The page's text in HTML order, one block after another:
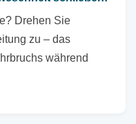
Drehen Sie
zu – das
während